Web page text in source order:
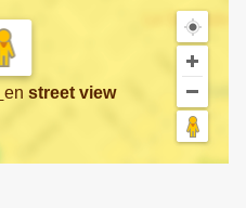
en street view